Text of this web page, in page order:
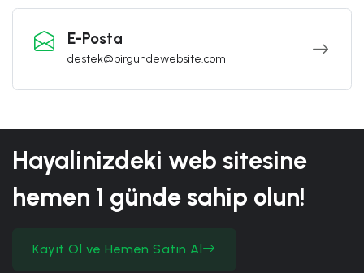
E-Posta
destek@birgundewebsite.com
Hayalinizdeki web sitesine
hemen 1 gündesahip olun!
Kayıt Ol ve Hemen Satın Al